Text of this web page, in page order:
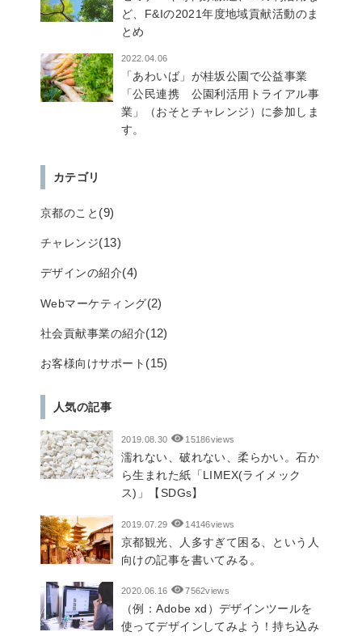
ど、F&Iの2021年度地域貢献活動のま
とめ
2022.04.06
「あわいば」が桂坂公園で公益事業
「公民連携 公園利活用トライアル事
業」（おそとチャレンジ）に参加しま
す。
カテゴリ
京都のこと (9)
チャレンジ(13)
デザインの紹介(4)
Webマーケティング(2)
社会貢献事業の紹介(12)
お客様向けサポート (15)
人気の記事
2019.08.30 15186views
濡れない、破れない、柔らかい。石か
ら生まれた紙「LIMEX(ライメック
ス)」【SDGs】
2019.07.29 14146views
京都観光、人多すぎて困る、という人
向けの記事を書いてみる。
2020.06.16 7562views
（例：Adobe xd）デザインツールを
使ってデザインしてみよう！持ち込み